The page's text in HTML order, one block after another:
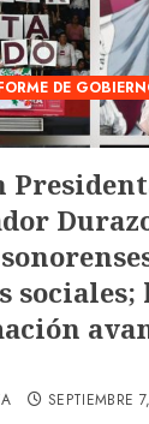
DE
sociales;
SEPTIEMBRE